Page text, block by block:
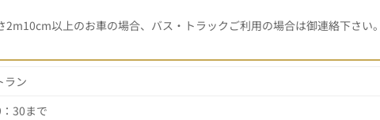
以上のお車の場合、バス・トラックご利用の場合は御連絡下さい。
ラン
30まで